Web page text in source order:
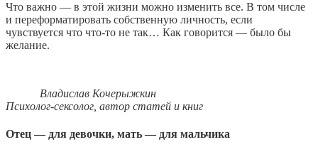
Что важно — в этой жизни можно изменить все. В том числе
и переформатировать собственную личность, если
чувствуется что что-то не так… Как говорится — было бы
желание.
Владислав Кочерыжкин
Психолог-сексолог, автор статей и книг
Отец — для девочки, мать — для мальчика